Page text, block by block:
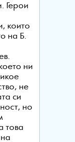
Герои
които
на Б.
ни
не
си
но
това